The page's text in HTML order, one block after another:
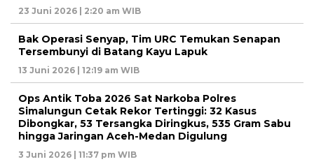
23 Juni 2026 | 2:20 am WIB
Bak Operasi Senyap, Tim URC Temukan Senapan
Tersembunyi di Batang Kayu Lapuk
13 Juni 2026 | 12:19 am WIB
Ops Antik Toba 2026 Sat Narkoba Polres
Simalungun Cetak Rekor Tertinggi: 32 Kasus
Dibongkar, 53 Tersangka Diringkus, 535 Gram Sabu
hingga Jaringan Aceh-Medan Digulung
3 Juni 2026 | 11:37 pm WIB